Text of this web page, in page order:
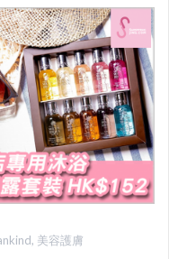
, 美容護膚